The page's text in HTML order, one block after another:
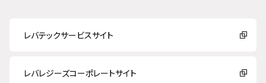
レバテックサービスサイト
レバレジーズコーポレートサイト